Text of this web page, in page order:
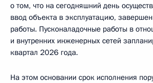
о том, что на сегодняшний день
ввод объекта в эксплуатацию,
работы. Пусконаладочные работы в
и внутренних инженерных сетей
квартал 2026 года.
На этом основании срок исполнения